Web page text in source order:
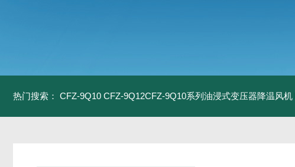
热门搜索： CFZ-9Q10 CFZ-9Q12CFZ-9Q10系列油浸式变压器降温风机